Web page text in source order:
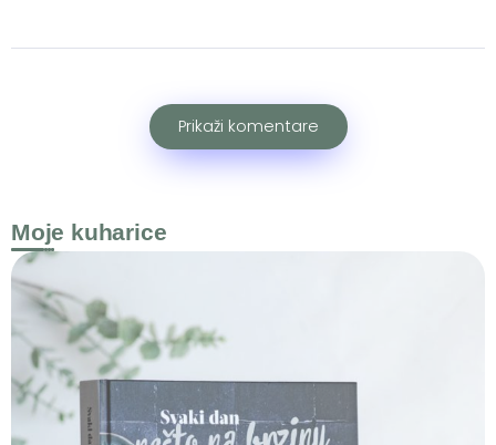
Prikaži komentare
Moje kuharice